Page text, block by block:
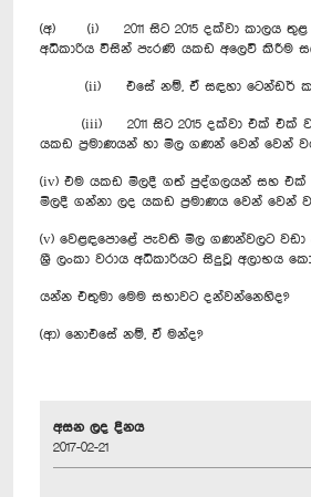
(අ) (i) 2011 සිට 2015 දක්වා කාලය තුළ
අධිකාරිය විසින් පැරණි යකඩ අලෙවි කිරීම
(ii) එසේ නම්, ඒ සඳහා ටෙන්ඩර්
(iii) 2011 සිට 2015 දක්වා එක් එක්
යකඩ ප්‍රමාණයන් හා මිල ගණන් වෙන් වෙන්
(iv) එම යකඩ මිලදී ගත් පුද්ගලයන් සහ එක්
මිලදී ගන්නා ලද යකඩ ප්‍රමාණය වෙන් වෙන්
(v) වෙළඳපොළේ පැවති මිල ගණන්වලට
ශ්‍රී ලංකා වරාය අධිකාරියට සිදුවූ අලාභය
යන්න එතුමා මෙම සභාවට දන්වන්නෙහිද?
(ආ) නොඑසේ නම්, ඒ මන්ද?
අසන ලද දිනය
2017-02-21